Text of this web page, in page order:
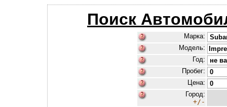
Поиск
Марка:
Модель:
Год:
Пробег:
Цена:
Город:
+/-